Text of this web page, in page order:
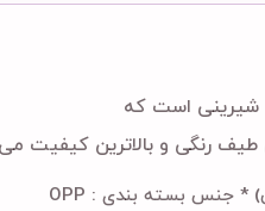
شیرینی است که
رنگی و بالاترین کیفیت
OPP